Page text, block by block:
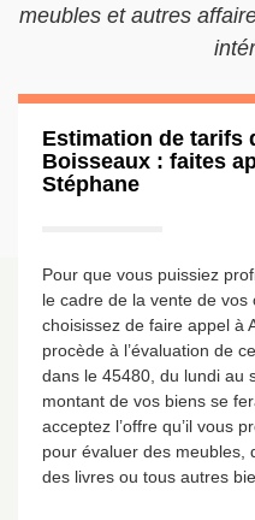
meubles et autres
Estimation de tarifs
Boisseaux : faites
Stéphane
Pour que vous puissiez
le cadre de la vente de vos
choisissez de faire appel à
procède à l’évaluation de
dans le 45480, du lundi au
montant de vos biens se
acceptez l’offre qu’il vous
pour évaluer des meubles,
des livres ou tous autres